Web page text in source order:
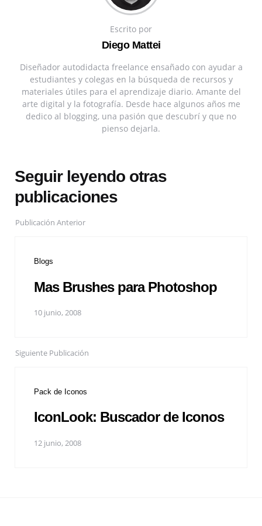
Escrito por
Diego Mattei
Diseñador autodidacta freelance ensañado con ayudar a
estudiantes y colegas en la búsqueda de recursos y
materiales útiles para el aprendizaje diario. Amante del
arte digital y la fotografía. Desde hace algunos años me
dedico al blogging, una pasión que descubrí y que no
pienso dejarla.
Seguir leyendo otras
publicaciones
Publicación Anterior
Blogs
Mas Brushes para Photoshop
10 junio, 2008
Siguiente Publicación
Pack de Iconos
IconLook: Buscador de Iconos
12 junio, 2008